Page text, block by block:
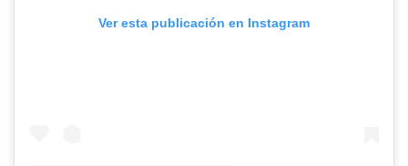
Ver esta publicación en Instagram